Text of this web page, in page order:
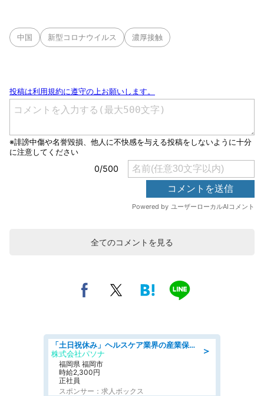
中国 新型コロナウイルス 濃厚接触
全てのコメントを見る
＞
「土日祝休み」ヘルスケア業界の産業保健師/高時給/未経験OK/要資格:保健師、正看護師
株式会社パソナ
福岡県 福岡市
時給2,300円
正社員
スポンサー：求人ボックス